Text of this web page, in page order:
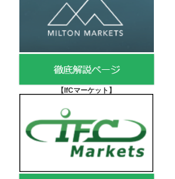
【IfCマーケット 】